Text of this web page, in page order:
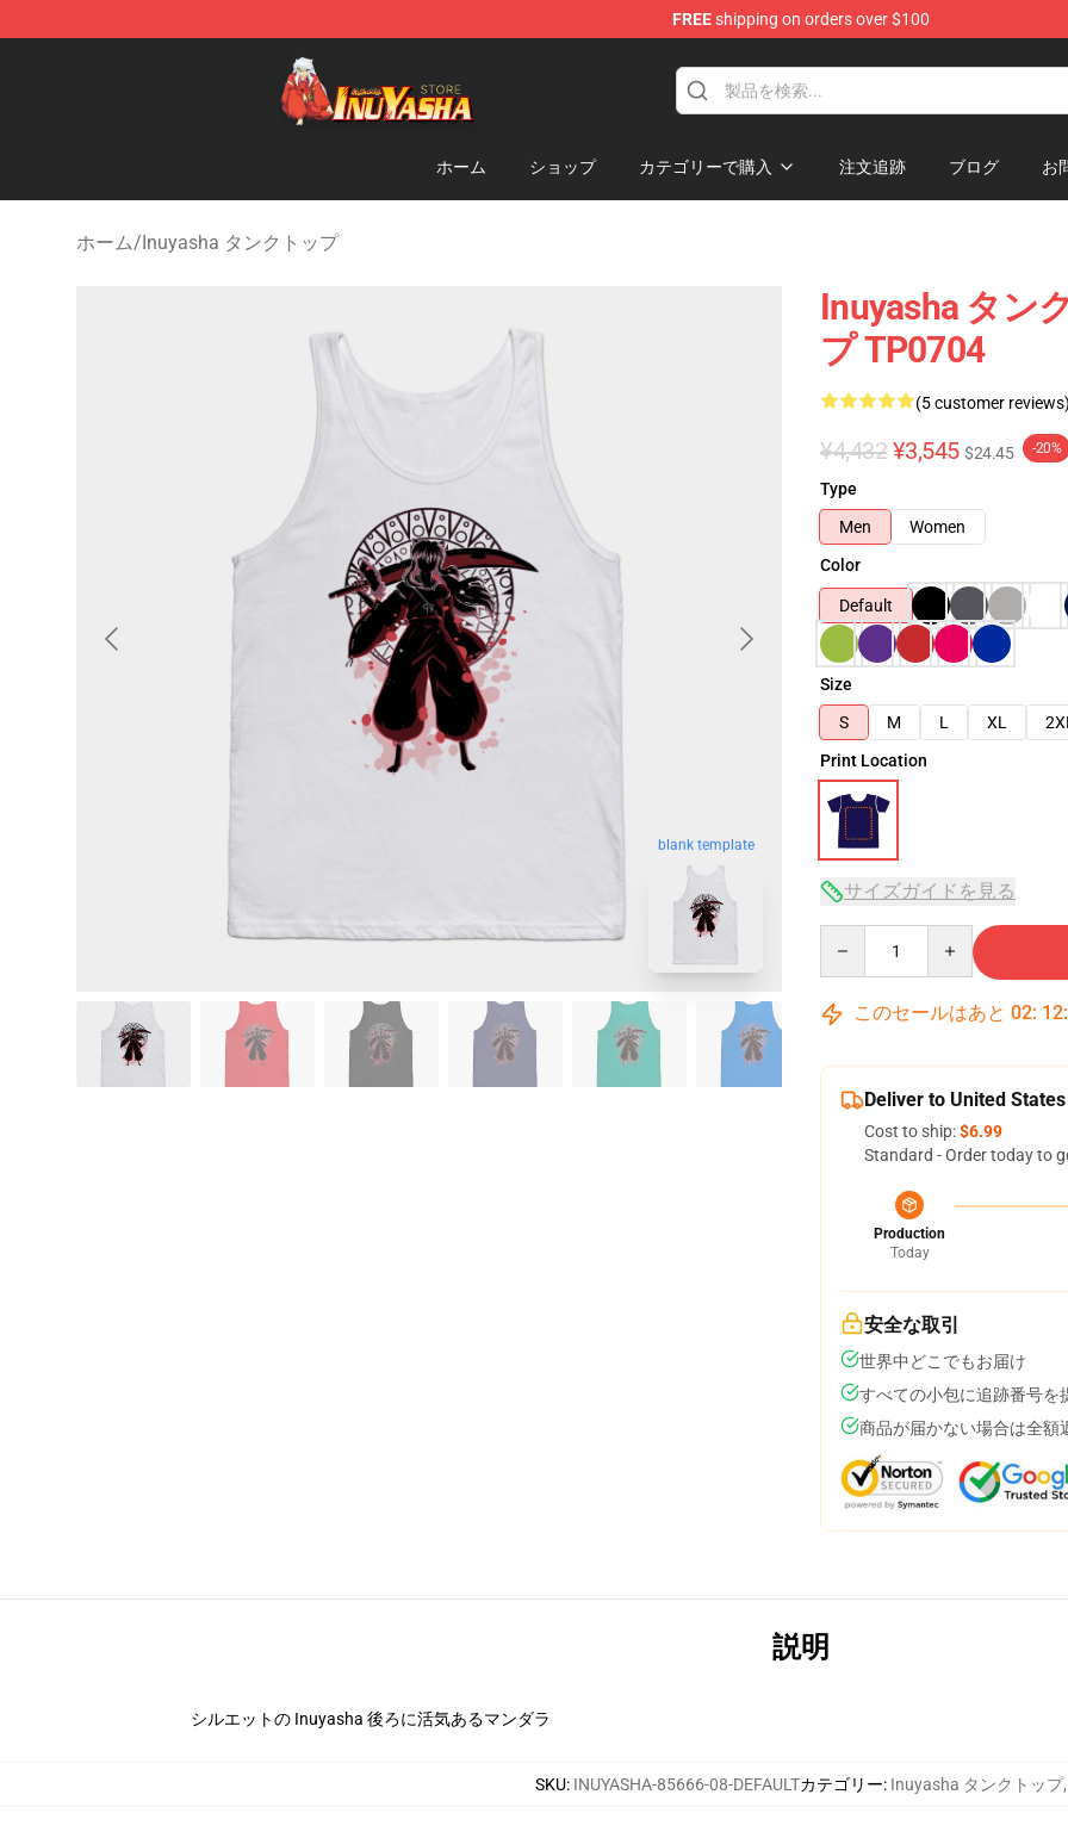
FREEshipping on orders over $100
Inuyasha Store - Official Inuyasha Merchandise Shop
ホーム ショップ カテゴリーで購入 注文追跡 ブログ お
ホーム/Inuyasha タンクトップ
blank template
Inuyasha タン
プ TP0704
(5 customer reviews)
¥4,432 ¥3,545 $24.45 -20%
Type
Men
Women
Color
Default
Size
S
M L XL 2XL
Print Location
サイズガイドを見る
このセールはあと 02: 12:
Deliver to United States
Cost to ship:$6.99
Standard - Order today to
Production
Today
安全な取引
世界中どこでもお届け
すべての小包に追跡番号を
商品が届かない場合は全額
説明
シルエットの Inuyasha 後ろに活気あるマンダラ
SKU: INUYASHA-85666-08-DEFAULTカテゴリー: Inuyasha タンクトップ,